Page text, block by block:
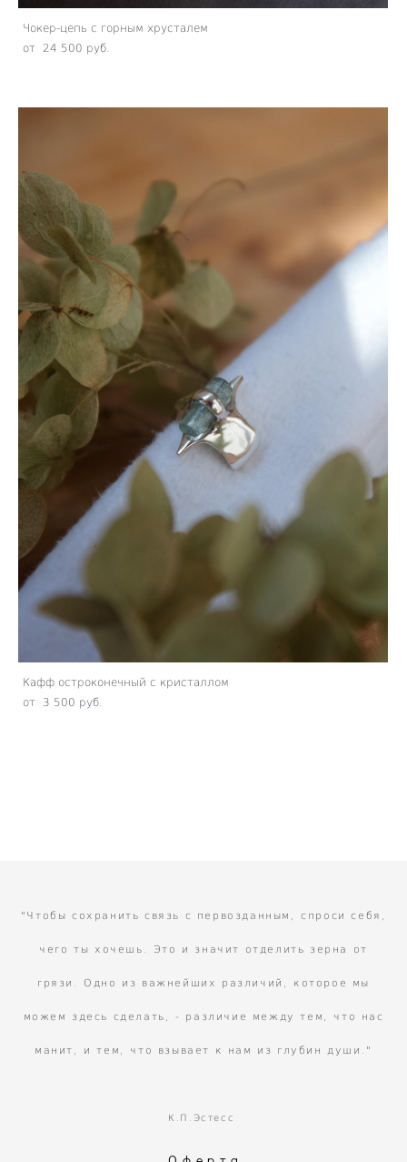
Чокер-цепь с горным хрусталем
от 24 500 pуб.
Кафф остроконечный с кристаллом
от 3 500 pуб.
"Чтобы сохранить связь с первозданным, спроси себя,
чего ты хочешь. Это и значит отделить зерна от
грязи. Одно из важнейших различий, которое мы
можем здесь сделать, - различие между тем, что нас
манит, и тем, что взывает к нам из глубин души."
К.П.Эстесс